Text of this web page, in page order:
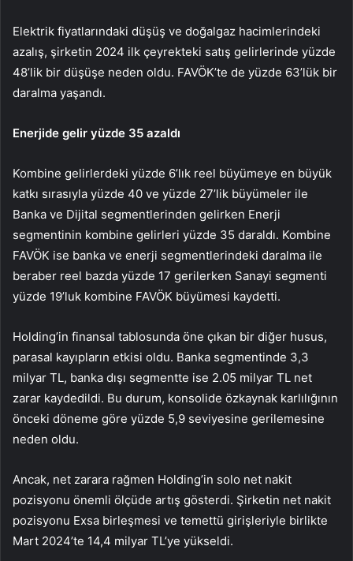
Elektrik fiyatlarındaki düşüş ve doğalgaz hacimlerindeki
azalış, şirketin 2024 ilk çeyrekteki satış gelirlerinde yüzde
48’lik bir düşüşe neden oldu. FAVÖK’te de yüzde 63’lük bir
daralma yaşandı.
Enerjide gelir yüzde 35 azaldı
Kombine gelirlerdeki yüzde 6’lık reel büyümeye en büyük
katkı sırasıyla yüzde 40 ve yüzde 27’lik büyümeler ile
Banka ve Dijital segmentlerinden gelirken Enerji
segmentinin kombine gelirleri yüzde 35 daraldı. Kombine
FAVÖK ise banka ve enerji segmentlerindeki daralma ile
beraber reel bazda yüzde 17 gerilerken Sanayi segmenti
yüzde 19’luk kombine FAVÖK büyümesi kaydetti.
Holding’in finansal tablosunda öne çıkan bir diğer husus,
parasal kayıpların etkisi oldu. Banka segmentinde 3,3
milyar TL, banka dışı segmentte ise 2.05 milyar TL net
zarar kaydedildi. Bu durum, konsolide özkaynak karlılığının
önceki döneme göre yüzde 5,9 seviyesine gerilemesine
neden oldu.
Ancak, net zarara rağmen Holding’in solo net nakit
pozisyonu önemli ölçüde artış gösterdi. Şirketin net nakit
pozisyonu Exsa birleşmesi ve temettü girişleriyle birlikte
Mart 2024’te 14,4 milyar TL’ye yükseldi.